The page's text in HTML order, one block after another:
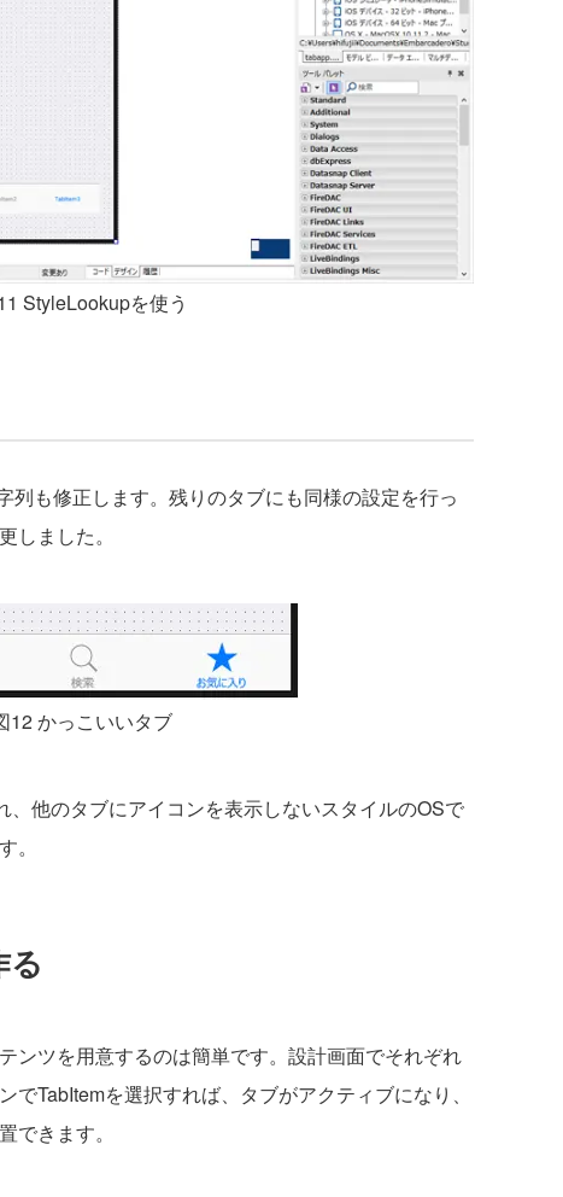
StyleLookupを使う
も修正します。残りのタブにも同様の設定を行っ
しました。
12 かっこいいタブ
他のタブにアイコンを表示しないスタイルのOSで
。
ンツを用意するのは簡単です。設計画面でそれぞれ
TabItemを選択すれば、タブがアクティブになり、
できます。